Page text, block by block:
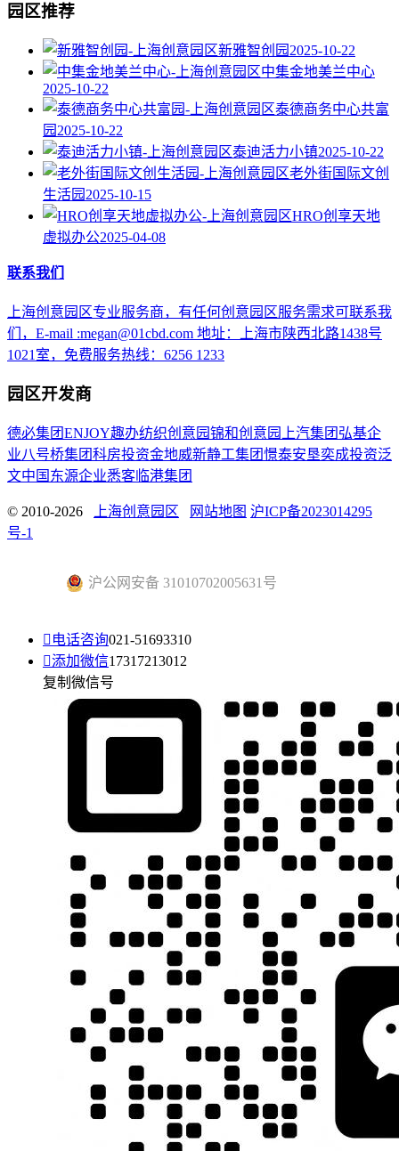
园区推荐
新雅智创园 2025-10-22
中集金地美兰中心
2025-10-22
泰德商务中心共富
园 2025-10-22
泰迪活力小镇2025-10-22
老外街国际文创
生活园 2025-10-15
HRO创享天地
虚拟办公2025-04-08
联系我们
上海创意园区专业服务商，有任何创意园区服务需求可联系我
们，E-mail :megan@01cbd.com 地址：上海市陕西北路1438号
1021室，免费服务热线：6256 1233
园区开发商
德必集团ENJOY趣办纺织创意园锦和创意园 上汽集团 弘基企
业八号桥集团科房投资金地威新静工集团憬泰安垦奕成投资泛
文中国 东源企业悉客 临港集团
© 2010-2026 上海创意园区 网站地图 沪ICP备2023014295
号-1
沪公网安备 31010702005631号
 电话咨询021-51693310
添加微信17317213012
复制微信号